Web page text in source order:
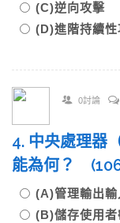
(C)逆向攻擊
(D)進階持續性
0討論
4. 中央處理器
能為何？
(A)管理輸出
(B)儲存使用